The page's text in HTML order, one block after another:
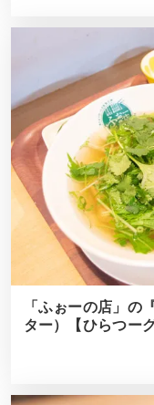
「ふぉーの店」の
ター）【ひらつー